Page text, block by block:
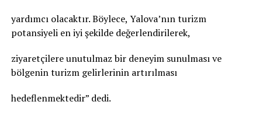
yardımcı olacaktır. Böylece, Yalova’nın turizm
potansiyeli en iyi şekilde değerlendirilerek,
ziyaretçilere unutulmaz bir deneyim sunulması ve
bölgenin turizm gelirlerinin artırılması
hedeflenmektedir” dedi.